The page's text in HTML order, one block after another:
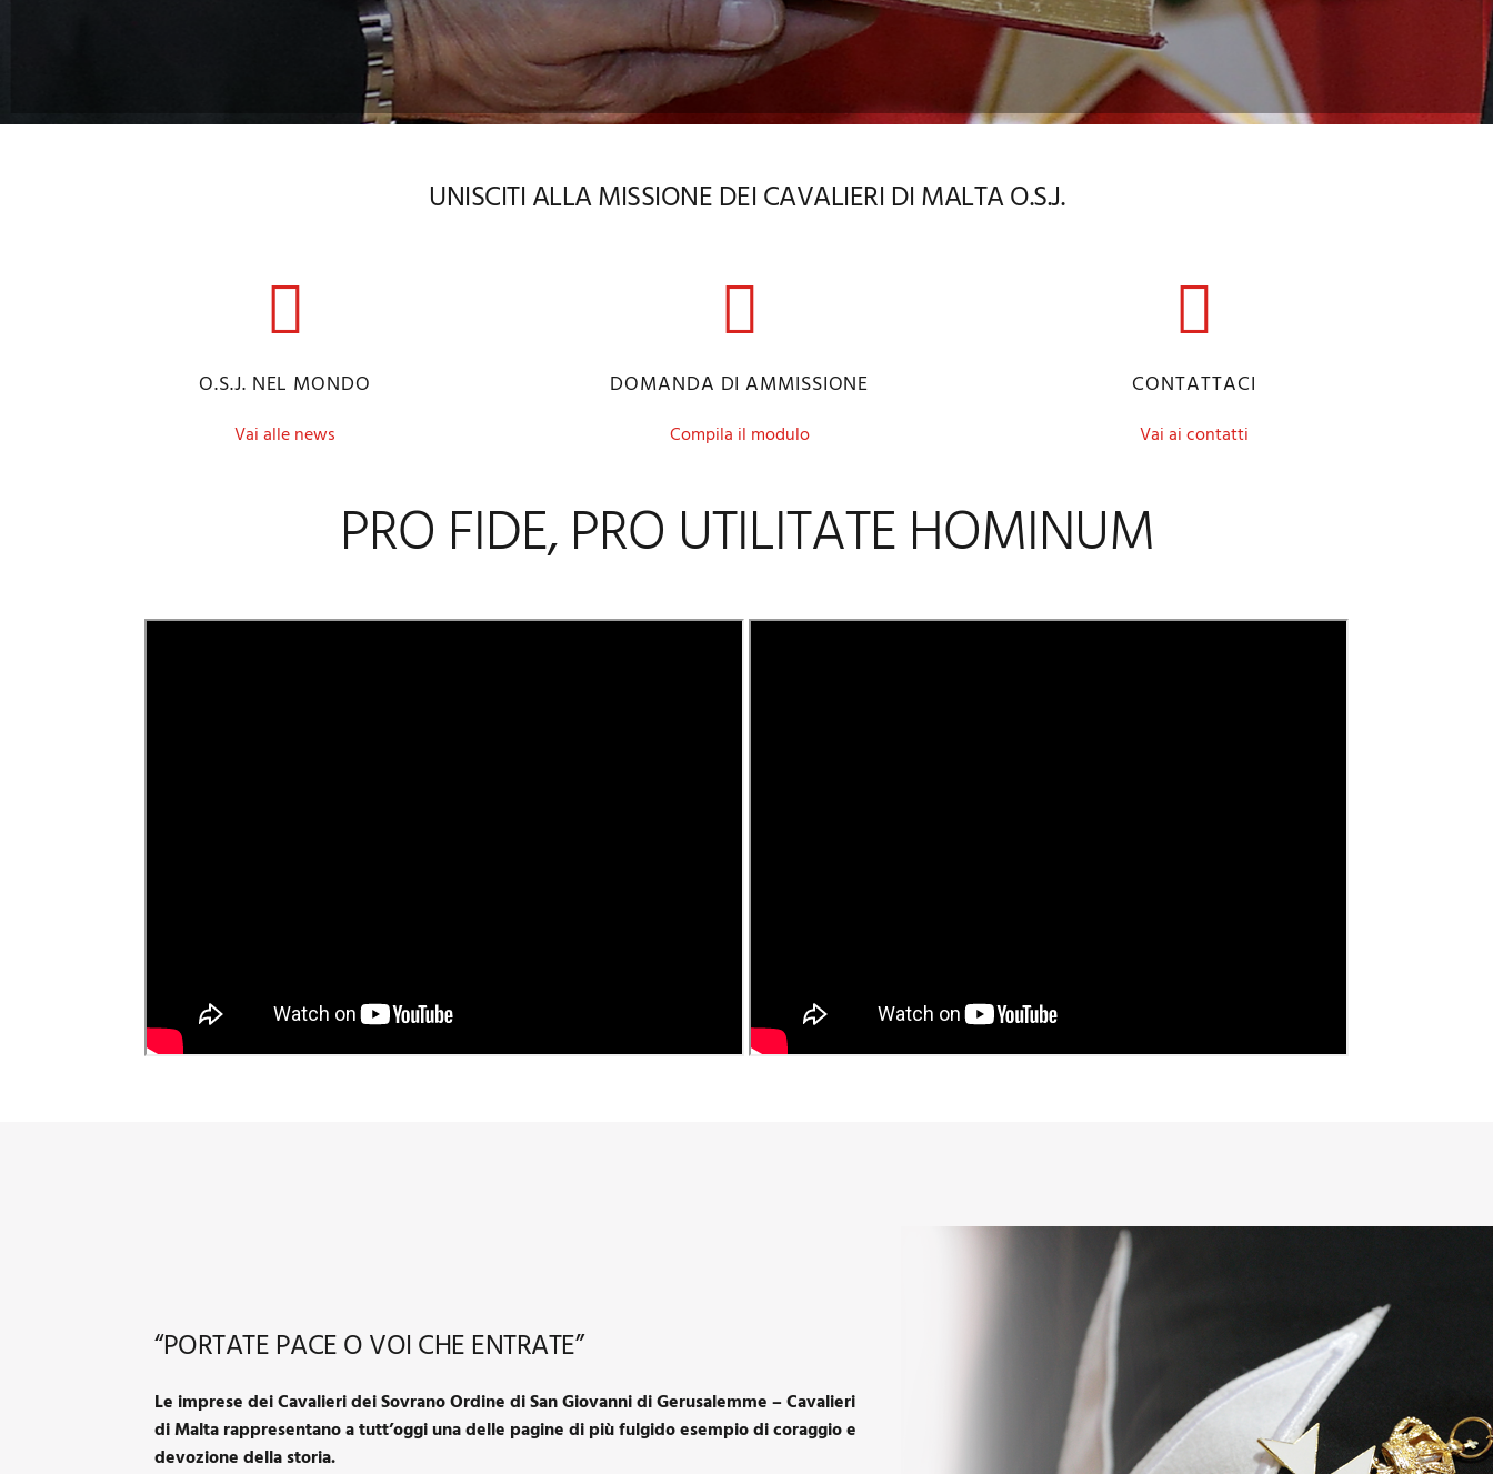
UNISCITI ALLA MISSIONE DEI CAVALIERI DI MALTA O.S.J.
O.S.J. NEL MONDO
Vai alle news
DOMANDA DI AMMISSIONE
Compila il modulo
CONTATTACI
Vai ai contatti
PRO FIDE, PRO UTILITATE HOMINUM
“PORTATE PACE O VOI CHE ENTRATE”
Le imprese dei Cavalieri dei Sovrano Ordine di San Giovanni di Gerusalemme – Cavalieri
di Malta rappresentano a tutt’oggi una delle pagine di più fulgido esempio di coraggio e
devozione della storia.